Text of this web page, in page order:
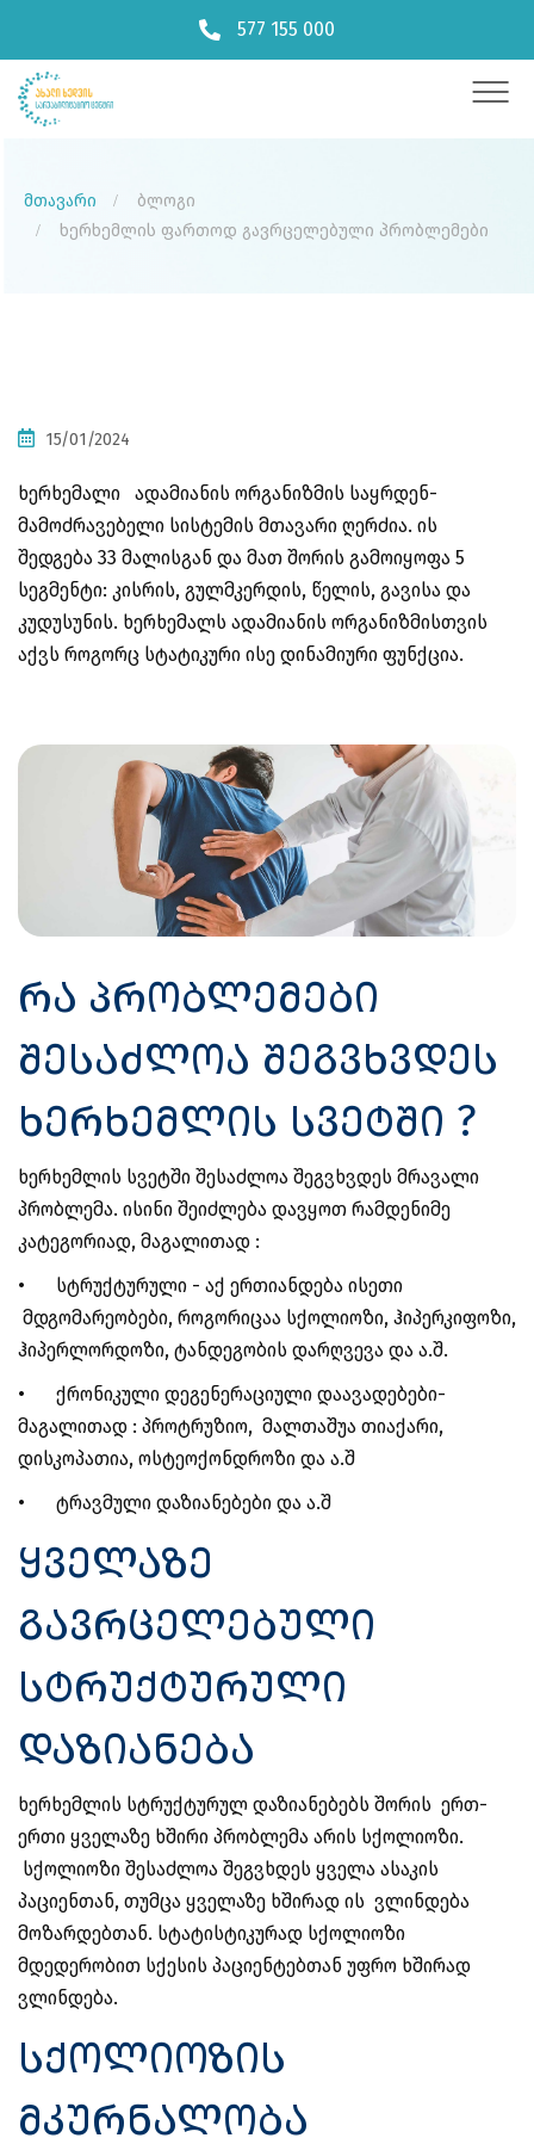
577 155 000
მთავარი
ბლოგი
ხერხემლის ფართოდ გავრცელებული პრობლემები
15/01/2024
ხერხემალი ადამიანის ორგანიზმის საყრდენ-
მამოძრავებელი სისტემის მთავარი ღერძია. ის
შედგება 33 მალისგან და მათ შორის გამოიყოფა 5
სეგმენტი: კისრის, გულმკერდის, წელის, გავისა და
კუდუსუნის. ხერხემალს ადამიანის ორგანიზმისთვის
აქვს როგორც სტატიკური ისე დინამიური ფუნქცია.
რა პრობლემები
შესაძლოა შეგვხვდეს
ხერხემლის სვეტში ?
ხერხემლის სვეტში შესაძლოა შეგვხვდეს მრავალი
პრობლემა. ისინი შეიძლება დავყოთ რამდენიმე
კატეგორიად, მაგალითად :
•
სტრუქტურული - აქ ერთიანდება ისეთი
მდგომარეობები, როგორიცაა სქოლიოზი, ჰიპერკიფოზი,
ჰიპერლორდოზი, ტანდეგობის დარღვევა და ა.შ.
•
ქრონიკული დეგენერაციული დაავადებები-
მაგალითად : პროტრუზიო, მალთაშუა თიაქარი,
დისკოპათია, ოსტეოქონდროზი და ა.შ
•
ტრავმული დაზიანებები და ა.შ
ყველაზე
გავრცელებული
სტრუქტურული
დაზიანება
ხერხემლის სტრუქტურულ დაზიანებებს შორის ერთ-
ერთი ყველაზე ხშირი პრობლემა არის სქოლიოზი.
სქოლიოზი შესაძლოა შეგვხდეს ყველა ასაკის
პაციენთან, თუმცა ყველაზე ხშირად ის ვლინდება
მოზარდებთან. სტატისტიკურად სქოლიოზი
მდედერობით სქესის პაციენტებთან უფრო ხშირად
ვლინდება.
სქოლიოზის
მკურნალობა